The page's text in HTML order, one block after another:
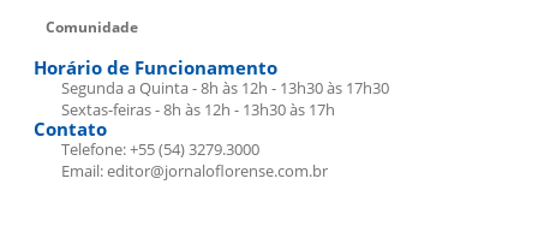
Comunidade
Horário de Funcionamento
Segunda a Quinta - 8h às 12h - 13h30 às 17h30
Sextas-feiras - 8h às 12h - 13h30 às 17h
Contato
Telefone: +55 (54) 3279.3000
Email: editor@jornaloflorense.com.br